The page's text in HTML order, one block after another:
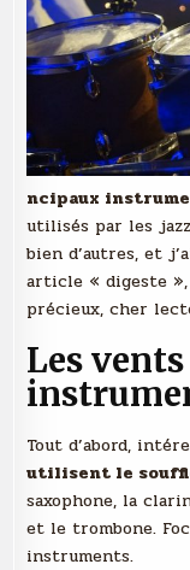
ncipaux
utilisés par les
bien d’autres, et
article « digeste
précieux, cher
Les
Tout d’abord,
utilisent le
saxophone, la
et le trombone.
instruments.